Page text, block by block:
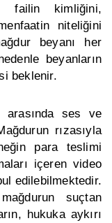
failin kimliğini,
niteliğini
beyanı her
beyanların
beklenir.
arasında ses ve
rızasıyla
para teslimi
içeren video
edilebilmektedir.
suçtan
hukuka aykırı